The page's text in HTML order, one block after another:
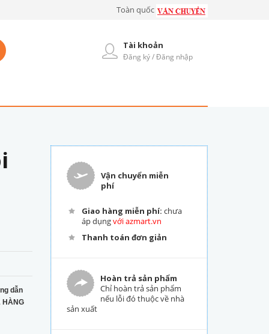
Toàn quốc
Tài khoản
Đăng ký / Đăng nhập
dẫn
HÀNG
Vận chuyển miễn
phí
Giao hàng miễn phí: chưa
áp dụngvới azmart.vn
Thanh toán đơn giản
Hoàn trả sản phẩm
Chỉ hoàn trả sản phẩm
nếu lỗi đó thuộc về nhà
sản xuất